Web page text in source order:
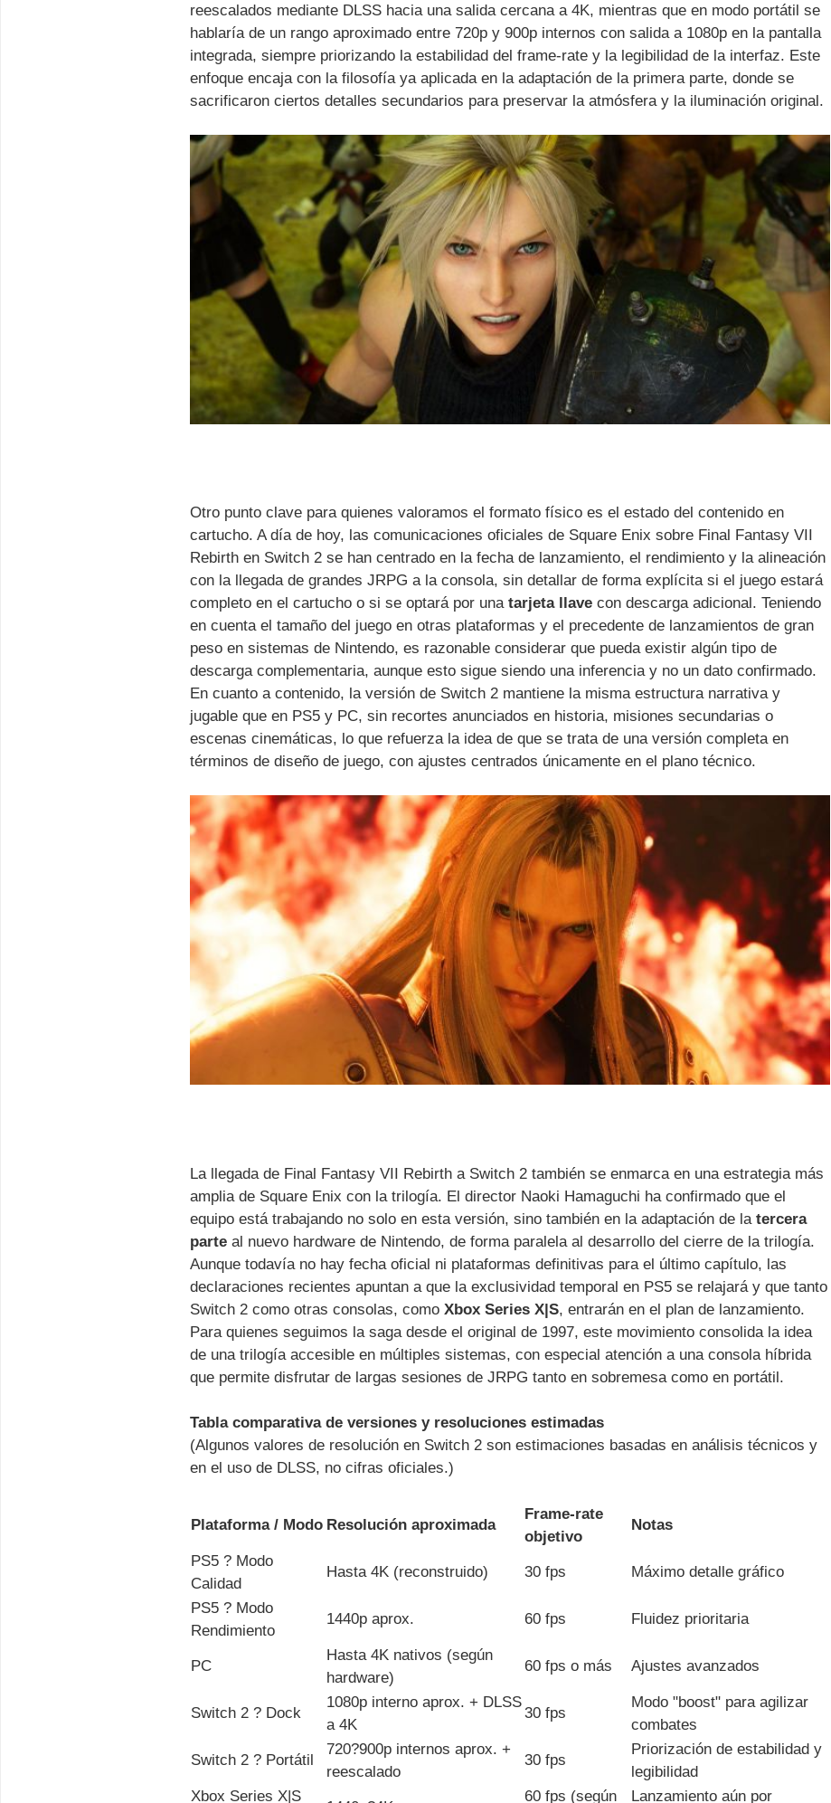
reescalados mediante DLSS hacia una salida cercana a 4K, mientras que en modo portátil se
hablaría de un rango aproximado entre 720p y 900p internos con salida a 1080p en la pantalla
integrada, siempre priorizando la estabilidad del frame-rate y la legibilidad de la interfaz. Este
enfoque encaja con la filosofía ya aplicada en la adaptación de la primera parte, donde se
sacrificaron ciertos detalles secundarios para preservar la atmósfera y la iluminación original.
Otro punto clave para quienes valoramos el formato físico es el estado del contenido en
cartucho. A día de hoy, las comunicaciones oficiales de Square Enix sobre Final Fantasy VII
Rebirth en Switch 2 se han centrado en la fecha de lanzamiento, el rendimiento y la alineación
con la llegada de grandes JRPG a la consola, sin detallar de forma explícita si el juego estará
completo en el cartucho o si se optará por una tarjeta llave con descarga adicional. Teniendo
en cuenta el tamaño del juego en otras plataformas y el precedente de lanzamientos de gran
peso en sistemas de Nintendo, es razonable considerar que pueda existir algún tipo de
descarga complementaria, aunque esto sigue siendo una inferencia y no un dato confirmado.
En cuanto a contenido, la versión de Switch 2 mantiene la misma estructura narrativa y
jugable que en PS5 y PC, sin recortes anunciados en historia, misiones secundarias o
escenas cinemáticas, lo que refuerza la idea de que se trata de una versión completa en
términos de diseño de juego, con ajustes centrados únicamente en el plano técnico.
La llegada de Final Fantasy VII Rebirth a Switch 2 también se enmarca en una estrategia más
amplia de Square Enix con la trilogía. El director Naoki Hamaguchi ha confirmado que el
equipo está trabajando no solo en esta versión, sino también en la adaptación de la tercera
parte al nuevo hardware de Nintendo, de forma paralela al desarrollo del cierre de la trilogía.
Aunque todavía no hay fecha oficial ni plataformas definitivas para el último capítulo, las
declaraciones recientes apuntan a que la exclusividad temporal en PS5 se relajará y que tanto
Switch 2 como otras consolas, como Xbox Series X|S, entrarán en el plan de lanzamiento.
Para quienes seguimos la saga desde el original de 1997, este movimiento consolida la idea
de una trilogía accesible en múltiples sistemas, con especial atención a una consola híbrida
que permite disfrutar de largas sesiones de JRPG tanto en sobremesa como en portátil.
Tabla comparativa de versiones y resoluciones estimadas
(Algunos valores de resolución en Switch 2 son estimaciones basadas en análisis técnicos y
en el uso de DLSS, no cifras oficiales.)
Plataforma / Modo Resolución aproximada
Frame-rate
objetivo
Notas
PS5 ? Modo
Calidad
Hasta 4K (reconstruido) 30 fps Máximo detalle gráfico
PS5 ? Modo
Rendimiento
1440p aprox. 60 fps Fluidez prioritaria
PC
Hasta 4K nativos (según
hardware)
60 fps o más Ajustes avanzados
Switch 2 ? Dock
1080p interno aprox. + DLSS
a 4K
30 fps
Modo "boost" para agilizar
combates
Switch 2 ? Portátil
720?900p internos aprox. +
reescalado
30 fps
Priorización de estabilidad y
legibilidad
Xbox Series X|S
60 fps (según Lanzamiento aún por